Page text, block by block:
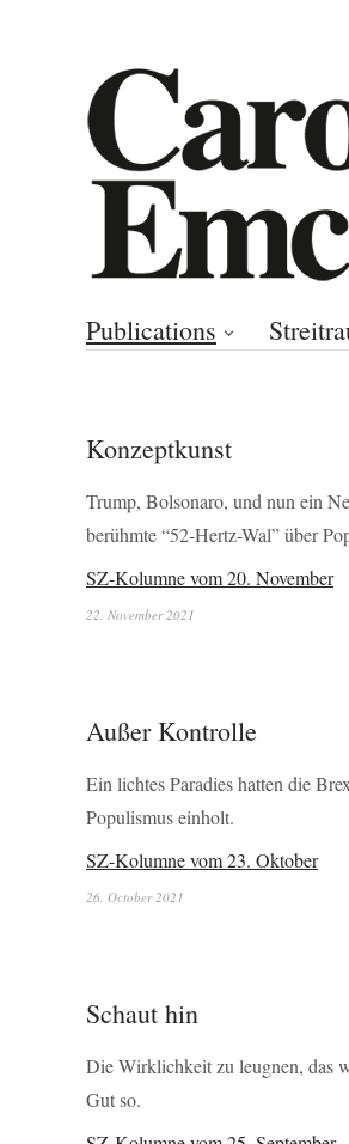
Publications
Konzeptkunst
Trump, Bolsonaro, und nun ein
berühmte “52-Hertz-Wal” über
SZ-Kolumne vom 20. November
22. November 2021
Außer Kontrolle
Ein lichtes Paradies hatten die
Populismus einholt.
SZ-Kolumne vom 23. Oktober
26. October 2021
Schaut hin
Die Wirklichkeit zu leugnen, das
Gut so.